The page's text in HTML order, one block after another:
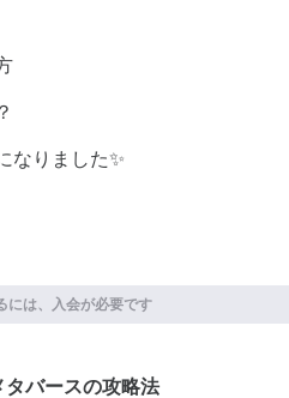
なりました✨
には、入会が必要です
バースの攻略法